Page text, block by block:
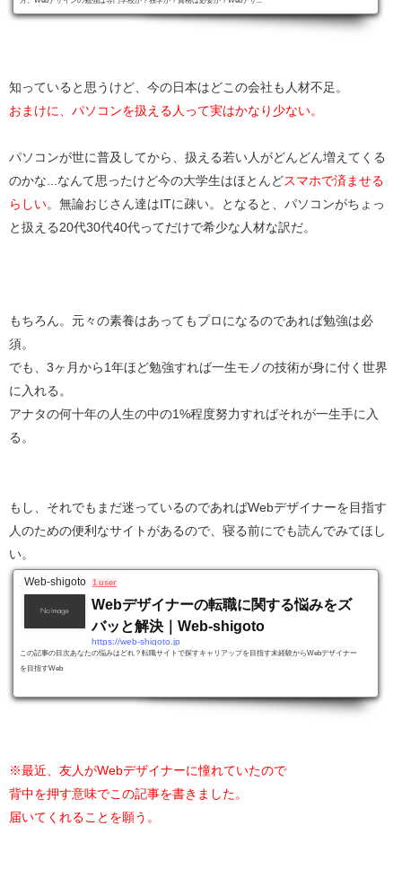
知っていると思うけど、今の日本はどこの会社も人材不足。
おまけに、パソコンを扱える人って実はかなり少ない。
パソコンが世に普及してから、扱える若い人がどんどん増えてくる
のかな...なんて思ったけど今の大学生はほとんどスマホで済ませる
らしい 。無論おじさん達はITに疎い。となると、パソコンがちょっ
と扱える20代30代40代ってだけで希少な人材な訳だ。
もちろん。元々の素養はあってもプロになるのであれば勉強は必
須。
でも、3ヶ月から1年ほど勉強すれば一生モノの技術が身に付く世界
に入れる。
アナタの何十年の人生の中の1%程度努力すればそれが一生手に入
る。
もし、それでもまだ迷っているのであればWebデザイナーを目指す
人のための便利なサイトがあるので、寝る前にでも読んでみてほし
い。
Web-shigoto 1 user
Webデザイナーの転職に関する悩みをズ
バッと解決｜Web-shigoto
https://web-shigoto.jp
この記事の目次あなたの悩みはどれ？転職サイトで探すキャリアップを目指す未経験からWebデザイナー
を目指すWeb
※最近、友人がWebデザイナーに憧れていたので
背中を押す意味でこの記事を書きました。
届いてくれることを願う。